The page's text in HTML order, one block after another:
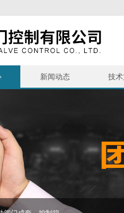
新闻动态 技